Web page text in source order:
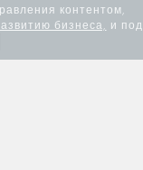
контентом,
бизнеса,
и под